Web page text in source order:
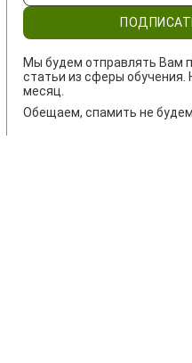
Мы будем отправлять Вам
статьи из сферы обучения.
месяц.
Обещаем, спамить не